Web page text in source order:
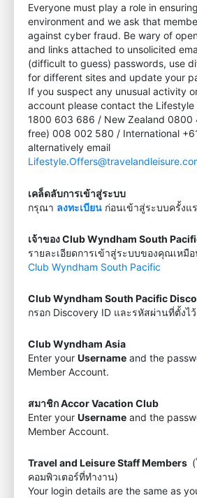
Everyone must play a role in
environment and we ask that
against cyber fraud. Be wary of
and links attached to unsolicited
(difficult to guess) passwords, use
for different sites and update your
If you suspect any unusual activity
account please contact the Lifestyle
1800 603 686 / New Zealand 0800
free) 008 002 580 / International
alternatively email
เคล็ดลับการเข้าสู่ระบบ
กรุณา ลงทะเบียน ก่อนเข้าสู่ระบบครั้งแ
เจ้าของ Club Wyndham South
รายละเอียดการเข้าสู่ระบบของคุณเหมื
Club Wyndham South Pacific
Club Wyndham South Pacific
กรอก Discovery ID และรหัสผ่านที่ตั้งไ
Club Wyndham Asia
Enter your Username and the
Member Account.
สมาชิก Accor Vacation Club
Enter your Username and the
Member Account.
Travel and Leisure Staff Members
คอมพิวเตอร์ที่ทำงาน)
Your login details are the same as